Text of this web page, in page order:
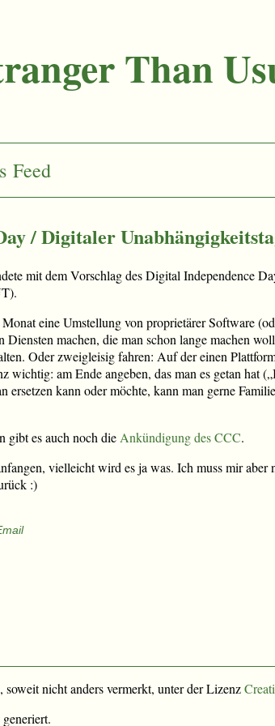
Than
Feed
/ Digitaler
mit dem Vorschlag des Digital Independence
eine Umstellung von proprietärer Software
Diensten machen, die man schon lange machen
Oder zweigleisig fahren: Auf der einen
wichtig: am Ende angeben, das man es getan hat
ersetzen kann oder möchte, kann man gerne
gibt es auch noch die Ankündigung des CCC.
vielleicht wird es ja was. Ich muss mir aber
:)
nicht anders vermerkt, unter der Lizenz
generiert.